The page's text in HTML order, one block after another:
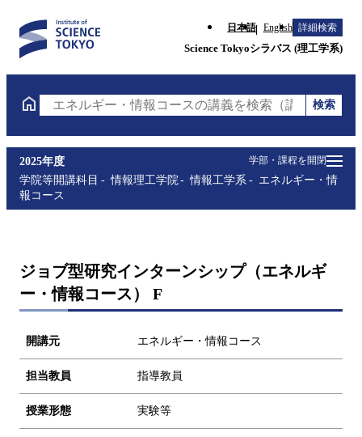
日本語 English 詳細検索
Science Tokyoシラバス (理工学系)
エネルギー・情報コースの講義を検索（講義名・科
検索
学部・課程を開閉
2025年度
学院等開講科目
情報理工学院 情報工学系
エネルギー・情
報コース
ジョブ型研究インターンシップ（エネルギ
ー・情報コース） F
開講元 エネルギー・情報コース
担当教員 指導教員
授業形態 実験等